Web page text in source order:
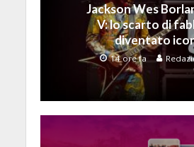
Jackson Wes
V: lo scarto di
diventato
14 ore fa